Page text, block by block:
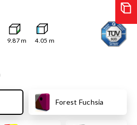
9.87m 4.05 m
Forest Fuchsia